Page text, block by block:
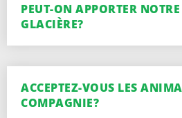
PEUT-ON APPORTER
GLACIÈRE?
ACCEPTEZ-VOUS LES
COMPAGNIE?